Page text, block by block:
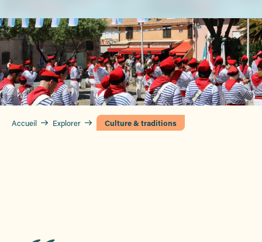
Accueil Explorer Culture & traditions